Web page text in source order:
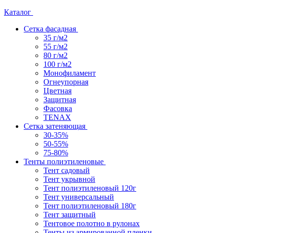
Каталог
Сетка фасадная
35 г/м2
55 г/м2
80 г/м2
100 г/м2
Монофиламент
Огнеупорная
Цветная
Защитная
Фасовка
TENAX
Сетка затеняющая
30-35%
50-55%
75-80%
Тенты полиэтиленовые
Тент садовый
Тент укрывной
Тент полиэтиленовый 120г
Тент универсальный
Тент полиэтиленовый 180г
Тент защитный
Тентовое полотно в рулонах